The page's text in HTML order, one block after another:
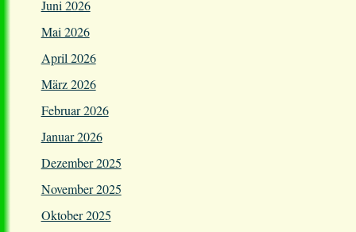
Juni 2026
Mai 2026
April 2026
März 2026
Februar 2026
Januar 2026
Dezember 2025
November 2025
Oktober 2025